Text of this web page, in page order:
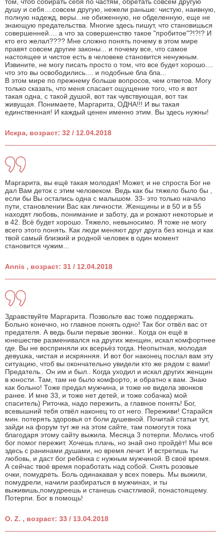
том, чтоб собирать себя по частям, обретать совсем другую
душу и себя....совсем другую, нежели раньше: чистую, наивную,
полную надежд, веры...не обиженную, не обделенную, еще не
знающую предательства. Многие здесь пишут, что становишься
совершенней.... а что за совершенство такое "пробитое"?!?!? И
кто его желал???? Мне сложно понять почему в этом мире
правят совсем другие законы... и почему все, что самое
настоящее и чистое есть в человеке становится ненужным.
Извините, не могу писать просто о том, что все будет хорошо....
что это вы освободились.... и подобные бла бла...
В этом мире по прежнему больше вопросов, чем ответов. Могу
только сказать, что меня спасает ощущение того, что я вот
такая одна, с такой душой, вот так чувствующая, вот так
живущая. Понимаете, Маргарита, ОДНА!!! И вы такая
единственная! И каждый ценен именно этим. Вы здесь нужны!
Искра, возраст: 32 / 12.04.2018
Маргарита, вы ещё такая молодая! Может, и не спроста Бог не
дал Вам деток с этим человеком. Ведь как бы тяжело было бы ,
если бы Вы остались одна с малышом. 33- это только начало
пути, становлении Вас как личности. Женщины и в 50 и в 55
находят любовь, понимание и заботу, да и рожают некоторые и
в 42. Всё будет хорошо. Тяжело, невыносимо. Я тоже не могу
всего этого понять. Как люди меняют друг друга без конца и как
твой самый близкий и родной человек в один момент
становится чужим...
Annis , возраст: 31 / 12.04.2018
Здравствуйте Маргарита. Позвольте вас тоже поддержать.
Больно конечно, но главное понять одно! Так бог отвёл вас от
предателя. А ведь были первые звонки.. Когда он ещё в
юнешестве разменивался на других женщин, искал комфортнее
где. Вы не восприняли их всерьёз тогда. Неопытная, молодая
девушка, чистая и искрянняя. И вот бог наконец послал вам эту
ситуацию, чтоб вы окончательно увидели кто же рядом с вами!
Предатель.. Он им и был.. Когда уходил и искал других женщин
в юности. Там, там не было комфорто, и обратно к вам. Знаю
как больно! Тоже предал мужчина, и тоже не видела звонков
ранее. И мне 33, и тоже нет детей, и тоже собачка) мой
спаситель) Риточка, надо пережить, а главное понять! Бог,
всевышний тебя отвёл наконец то от него. Переживи! Старайся
мин. потерять здоровья от боли душевной. Почитай статьи тут,
зайди на форум тут же на этом сайте, там помогут.я тока
благодаря этому сайту выжила. Месяца 3 потерпи. Молись чтоб
бог помог пережит. Хочешь плачь, но знай оно пройдёт! Мы все
здесь с ранинами душами, но время лечит. И встретишь ты
любовь, и даст бог ребёнка с нужным мужчиной. В своё время.
А сейчас твоё время поработать над собой. Снять розовые
очки, помудреть. Боль одинакавая у всех поверь. Мы выжили,
помудрели, начили разбираться в мужчинах, и ты
выживишь,помудреешь и станешь счастливой, понастоящему.
Потерпи. Бог в помощь!
O. Z. , возраст: 33 / 13.04.2018